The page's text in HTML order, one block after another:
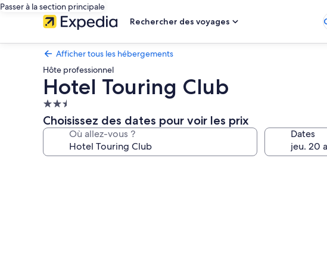
Passer à la section principale
Rechercher des voyages
Afficher tous les hébergements
Hôte professionnel
Hotel Touring Club
Hébergement
2.5 étoiles
Choisissez des dates pour voir les prix
Où allez-vous ? Dates